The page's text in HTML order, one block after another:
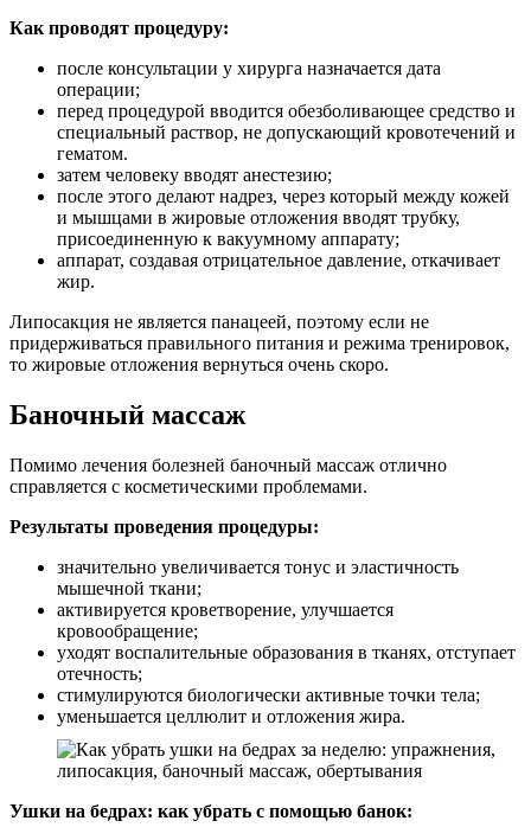
Как проводят процедуру:
после консультации у хирурга назначается дата
операции;
перед процедурой вводится обезболивающее средство и
специальный раствор, не допускающий кровотечений и
гематом.
затем человеку вводят анестезию;
после этого делают надрез, через который между кожей
и мышцами в жировые отложения вводят трубку,
присоединенную к вакуумному аппарату;
аппарат, создавая отрицательное давление, откачивает
жир.
Липосакция не является панацеей, поэтому если не
придерживаться правильного питания и режима тренировок,
то жировые отложения вернуться очень скоро.
Баночный массаж
Помимо лечения болезней баночный массаж отлично
справляется с косметическими проблемами.
Результаты проведения процедуры:
значительно увеличивается тонус и эластичность
мышечной ткани;
активируется кроветворение, улучшается
кровообращение;
уходят воспалительные образования в тканях, отступает
отечность;
стимулируются биологически активные точки тела;
уменьшается целлюлит и отложения жира.
Ушки на бедрах: как убрать с помощью банок: